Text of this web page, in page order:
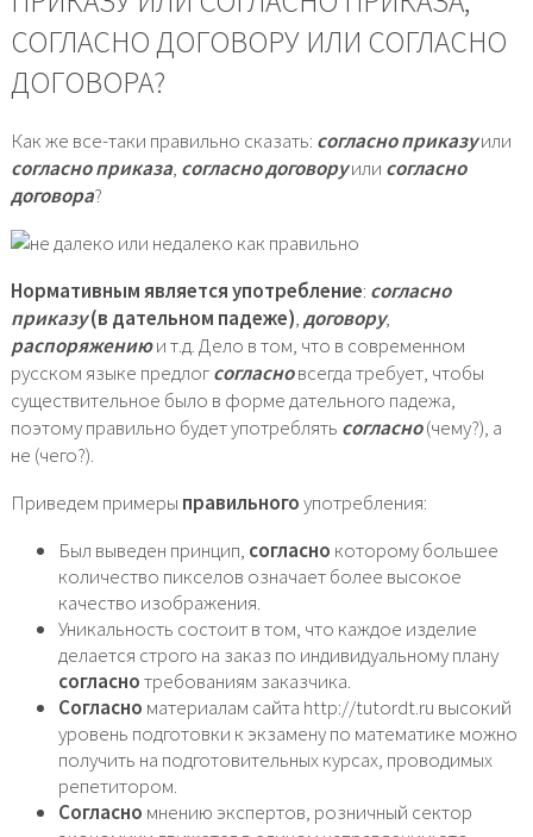
СОГЛАСНО ДОГОВОРУ ИЛИ СОГЛАСНО
ДОГОВОРА?
Как же все-таки правильно сказать: согласно приказуили
согласно приказа, согласно договоруили согласно
договора?
Нормативным является употребление: согласно
приказу(в дательном падеже),договору,
распоряжениюи т.д. Дело в том, что в современном
русском языке предлогсогласновсегда требует, чтобы
существительное было в форме дательного падежа,
поэтому правильно будет употреблять согласно(чему?), а
не (чего?).
Приведем примеры правильногоупотребления:
Был выведен принцип, согласно которому большее
количество пикселов означает более высокое
качество изображения.
Уникальность состоит в том, что каждое изделие
делается строго на заказ по индивидуальному плану
согласнотребованиям заказчика.
Согласно материалам сайта http://tutordt.ru высокий
уровень подготовки к экзамену по математике можно
получить на подготовительных курсах, проводимых
репетитором.
Согласно мнению экспертов, розничный сектор